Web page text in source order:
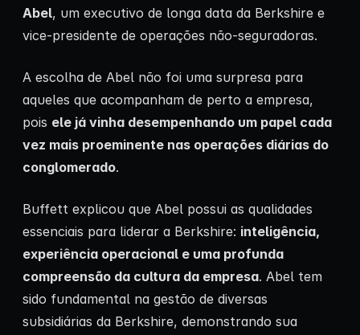
Abel, um executivo de longa data da Berkshire e
vice-presidente de operações não-seguradoras.
A escolha de Abel não foi uma surpresa para
aqueles que acompanham de perto a empresa,
pois ele já vinha desempenhando um papel cada
vez mais proeminente nas operações diárias do
conglomerado.
Buffett explicou que Abel possui as qualidades
essenciais para liderar a Berkshire: inteligência,
experiência operacional e uma profunda
compreensão da cultura da empresa. Abel tem
sido fundamental na gestão de diversas
subsidiárias da Berkshire, demonstrando sua